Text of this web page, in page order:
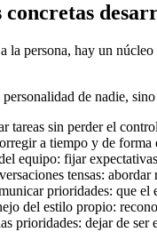
concretas
la persona, hay un
de nadie,
tareas sin perder el
a tiempo y de forma
equipo: fijar
tensas: abordar
prioridades: que el
del estilo propio:
prioridades: dejar de